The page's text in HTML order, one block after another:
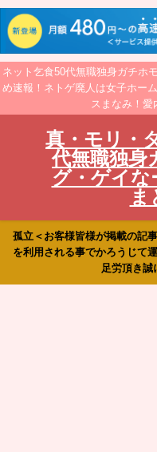
ネット乞食50代無職独身ガチホ
め速報！ネトゲ廃人は女子ホー
スまなみ！愛
真・モリ・
代無職独身
グ・ゲイな
ま
孤立＜お客様皆様が掲載の記
を利用される事でかろうじて
足労頂き誠